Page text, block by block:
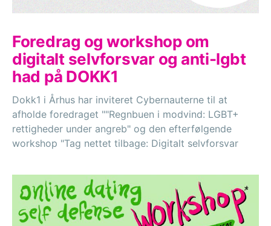
Foredrag og workshop om
digitalt selvforsvar og anti-lgbt
had på DOKK1
Dokk1 i Århus har inviteret Cybernauterne til at
afholde foredraget ""Regnbuen i modvind: LGBT+
rettigheder under angreb" og den efterfølgende
workshop "Tag nettet tilbage: Digitalt selvforsvar